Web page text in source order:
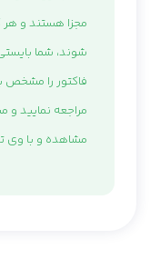
مجزا هستند و هر
شوند، شما
فاکتور را
مراجعه نمایید
مشاهده و با وی